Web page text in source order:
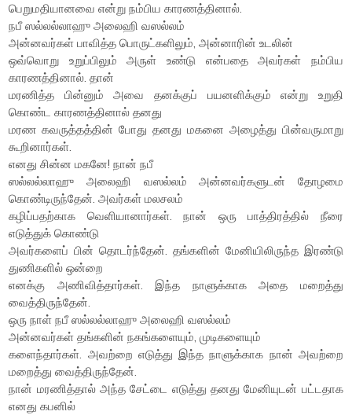
பெறுமதியானவை என்று நம்பிய காரணத்தினால்.
நபீ ஸல்லல்லாஹு அலைஹி வஸல்லம்
அன்னவர்கள் பாவித்த பொருட்களிலும், அன்னாரின் உடலின்
ஒவ்வொறு உறுப்பிலும் அருள் உண்டு என்பதை அவர்கள் நம்பிய
காரணத்தினால். தான்
மரணித்த பின்னும் அவை தனக்குப் பயனளிக்கும் என்று உறுதி
கொண்ட காரணத்தினால் தனது
மரண கவருத்தத்தின் போது தனது மகனை அழைத்து பின்வருமாறு
கூறினார்கள்.
எனது சின்ன மகனே! நான் நபீ
ஸல்லல்லாஹு அலைஹி வஸல்லம் அன்னவர்களுடன் தோழமை
கொண்டிருந்தேன். அவர்கள் மலசலம்
கழிப்பதற்காக வெளியானார்கள். நான் ஒரு பாத்திரத்தில் நீரை
எடுத்துக் கொண்டு
அவர்களைப் பின் தொடர்ந்தேன். தங்களின் மேனியிலிருந்த இரண்டு
துணிகளில் ஒன்றை
எனக்கு அணிவித்தார்கள். இந்த நாளுக்காக அதை மறைத்து
வைத்திருந்தேன்.
ஒரு நாள் நபீ ஸல்லல்லாஹு அலைஹி வஸல்லம்
அன்னவர்கள் தங்களின் நகங்களையும், முடிகளையும்
களைந்தார்கள். அவற்றை எடுத்து இந்த நாளுக்காக நான் அவற்றை
மறைத்து வைத்திருந்தேன்.
நான் மரணித்தால் அந்த சேட்டை எடுத்து தனது மேனியுடன் பட்டதாக
எனது கபனில்